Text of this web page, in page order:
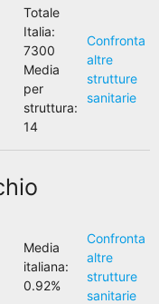
Totale
Italia:
7300
Media
per
struttura:
14
Confronta
altre
strutture
sanitarie
Media
italiana:
0.92%
Confronta
altre
strutture
sanitarie